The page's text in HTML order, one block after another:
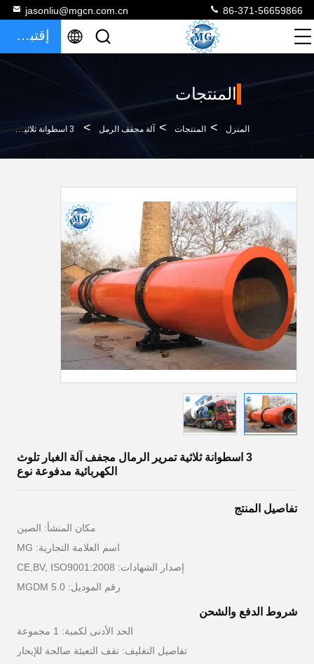
jasonliu@mgcn.com.cn 86-371-56659866
إقتباس
المنتجات
المنزل > المنتجات > آلة مجفف الرمل > 3 اسطوانة ثلاثية تمرير الرمال مجفف آلة الغبار تلوث الكهربائية مدفوعة نوع
3 اسطوانة ثلاثية تمرير الرمال مجفف آلة الغبار تلوث
الكهربائية مدفوعة نوع
تفاصيل المنتج
مكان المنشأ: الصين
اسم العلامة التجارية: MG
إصدار الشهادات: CE,BV, ISO9001:2008
رقم الموديل: MGDM 5.0
شروط الدفع والشحن
الحد الأدنى لكمية: 1 مجموعة
تفاصيل التغليف: تقف التعبئة صالحة للإبحار